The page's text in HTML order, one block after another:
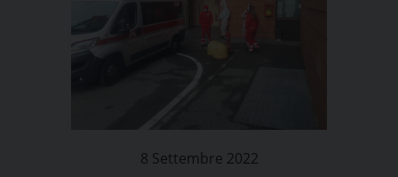
8 Settembre 2022